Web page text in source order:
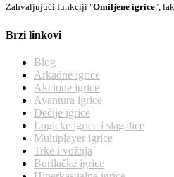
Zahvaljujući funkciji "Omiljene igrice",
Brzi linkovi
Blog
Arkadne igrice
Akcione igrice
Avantura igrice
Dečije igrice
Logicke igrice i slagalice
Multiplayer igrice
Trke i vožnja
Borilačke igrice